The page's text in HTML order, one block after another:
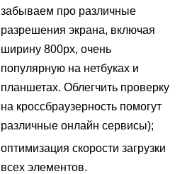
забываем про различные
разрешения экрана, включая
ширину 800px, очень
популярную на нетбуках и
планшетах. Облегчить проверку
на кроссбраузерность помогут
различные онлайн сервисы);
оптимизация скорости загрузки
всех элементов.